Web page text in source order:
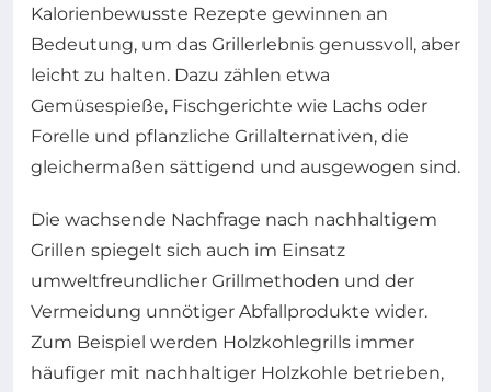
Kalorienbewusste Rezepte gewinnen an
Bedeutung, um das Grillerlebnis genussvoll, aber
leicht zu halten. Dazu zählen etwa
Gemüsespieße, Fischgerichte wie Lachs oder
Forelle und pflanzliche Grillalternativen, die
gleichermaßen sättigend und ausgewogen sind.
Die wachsende Nachfrage nach nachhaltigem
Grillen spiegelt sich auch im Einsatz
umweltfreundlicher Grillmethoden und der
Vermeidung unnötiger Abfallprodukte wider.
Zum Beispiel werden Holzkohlegrills immer
häufiger mit nachhaltiger Holzkohle betrieben,